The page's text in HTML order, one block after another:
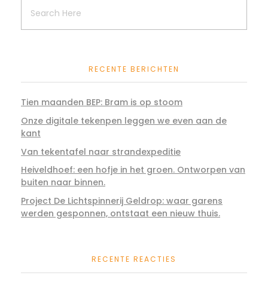
RECENTE BERICHTEN
Tien maanden BEP: Bram is op stoom
Onze digitale tekenpen leggen we even aan de
kant
Van tekentafel naar strandexpeditie
Heiveldhoef: een hofje in het groen. Ontworpen van
buiten naar binnen.
Project De Lichtspinnerij Geldrop: waar garens
werden gesponnen, ontstaat een nieuw thuis.
RECENTE REACTIES